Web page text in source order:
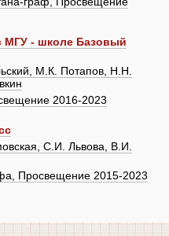
МГУ - школе Базовый
М.К. Потапов, Н.Н.
2016-2023
С.И. Львова, В.И.
Просвещение 2015-2023